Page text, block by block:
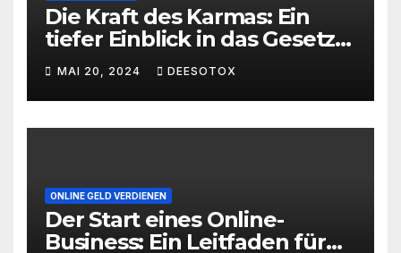
Die Kraft des Karmas: Ein
tiefer Einblick in das Gesetz
von Ursache und Wirkung
MAI 20, 2024 DEESOTOX
ONLINE GELD VERDIENEN
Der Start eines Online-
Business: Ein Leitfaden für